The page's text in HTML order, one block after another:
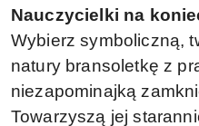
Nauczycielki na
Wybierz symboliczną,
natury bransoletkę z
niezapominajką
Towarzyszą jej